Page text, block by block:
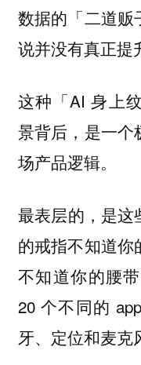
数据的「二道贩
说并没有真正提
这种「AI 身上
景背后，是一个
场产品逻辑。
最表层的，是
的戒指不知道
不知道你的腰
20 个不同的
牙、定位和麦克